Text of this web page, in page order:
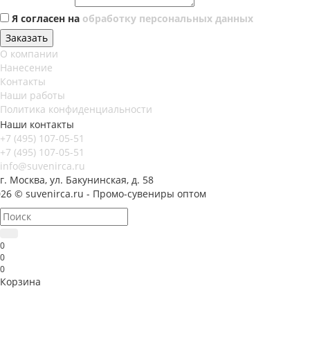
Я согласен на обработку персональных данных
Заказать
О компании
Нанесение
Контакты
Наши работы
Политика конфиденциальности
Наши контакты
+7 (495) 107-05-51
+7 (495) 107-05-51
info@suvenirca.ru
г. Москва, ул. Бакунинская, д. 58
© suvenirca.ru - Промо-сувениры оптом
0
0
0
Корзина